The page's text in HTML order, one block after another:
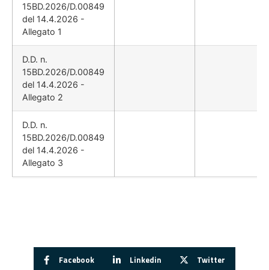
15BD.2026/D.00849
del 14.4.2026 -
Allegato 1
D.D. n.
15BD.2026/D.00849
del 14.4.2026 -
Allegato 2
D.D. n.
15BD.2026/D.00849
del 14.4.2026 -
Allegato 3
Facebook Linkedin Twitter